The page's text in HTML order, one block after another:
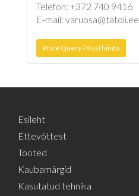
Telefon: +372 740 9416
E-mail: varuosa@tatoli.ee
Price Query / Küsi hinda
Esileht
Ettevõttest
Tooted
Kaubamärgid
Kasutatud tehnika